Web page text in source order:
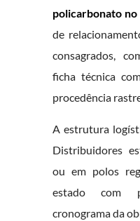
policarbonato no
de
consagrados,
ficha técnica
procedência
A estrutura
Distribuidores
ou em polos
estado com
cronograma da